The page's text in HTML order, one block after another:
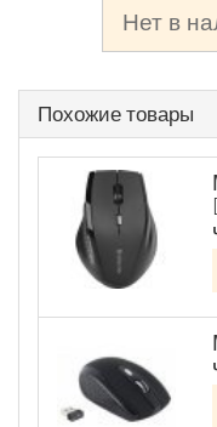
Нет в
Похожие товары